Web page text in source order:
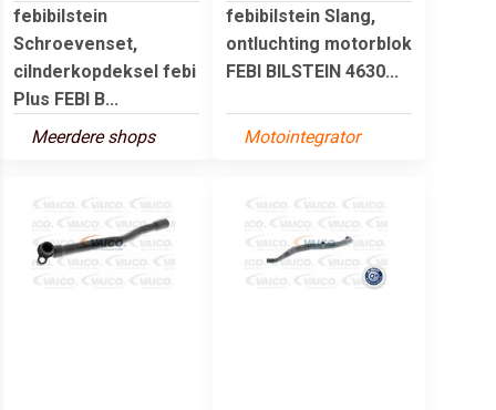
febibilstein
Schroevenset,
cilnderkopdeksel febi
Plus FEBI B...
Meerdere shops
febibilstein Slang,
ontluchting motorblok
FEBI BILSTEIN 4630...
Motointegrator